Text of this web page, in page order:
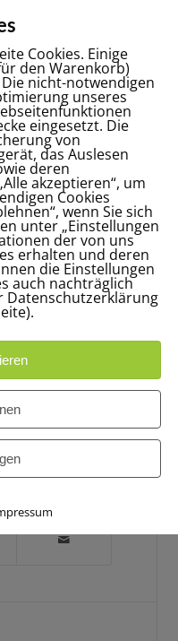
Buch,
bewegte
Gegenwart
die Menschen,
die
über. Bei
neue
Hannover
Seiteim
Cookies. Einige
den Warenkorb)
nicht-notwendigen
unseres
eingesetzt. Die
von
das Auslesen
deren
akzeptieren“, um
Cookies
wenn Sie sich
unter „Einstellungen
der von uns
erhalten und deren
die Einstellungen
auch nachträglich
Datenschutzerklärung